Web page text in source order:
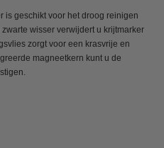
is geschikt voor het droog reinigen
wisser verwijdert u krijtmarker
zorgt voor een krasvrije en
magneetkern kunt u de